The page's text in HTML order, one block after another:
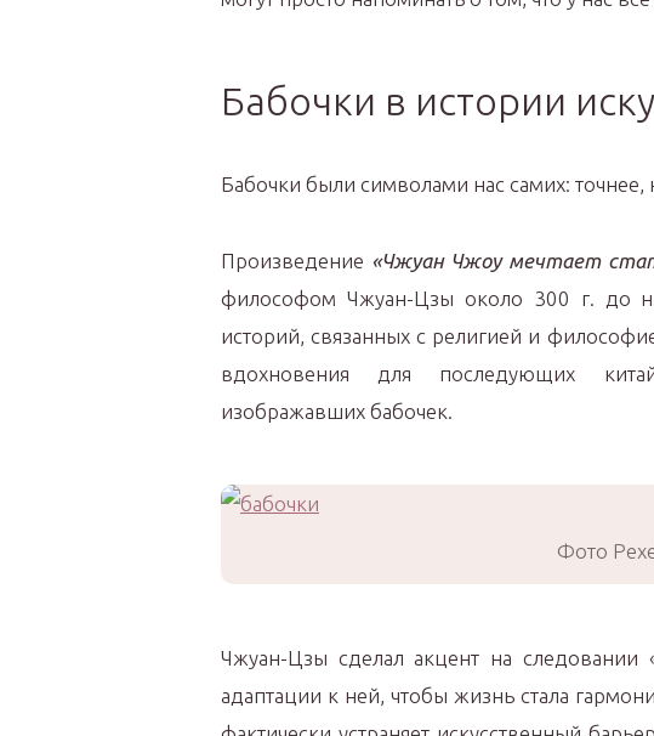
Бабочки в истории
Бабочки были символами нас самих: точнее,
Произведение «Чжуан Чжоу мечтает
философом Чжуан-Цзы около 300 г. до
историй, связанных с религией и
вдохновения для последующих
изображавших бабочек.
Фото
Чжуан-Цзы сделал акцент на
адаптации к ней, чтобы жизнь стала